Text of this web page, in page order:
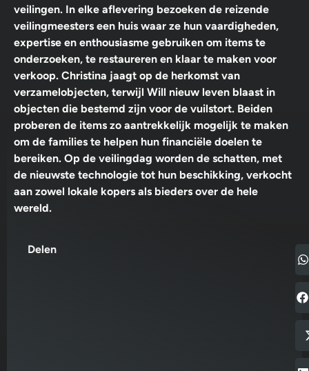
veilingen. In elke aflevering bezoeken de reizende
veilingmeesters een huis waar ze hun vaardigheden,
expertise en enthousiasme gebruiken om items te
onderzoeken, te restaureren en klaar te maken voor
verkoop. Christina jaagt op de herkomst van
verzamelobjecten, terwijl Will nieuw leven blaast in
objecten die bestemd zijn voor de vuilstort. Beiden
proberen de items zo aantrekkelijk mogelijk te maken
om de families te helpen hun financiële doelen te
bereiken. Op de veilingdag worden de schatten, met
de nieuwste technologie tot hun beschikking, verkocht
aan zowel lokale kopers als bieders over de hele
wereld.
Delen